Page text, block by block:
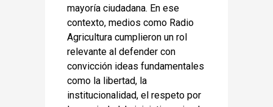
mayoría ciudadana. En ese
contexto, medios como Radio
Agricultura cumplieron un rol
relevante al defender con
convicción ideas fundamentales
como la libertad, la
institucionalidad, el respeto por